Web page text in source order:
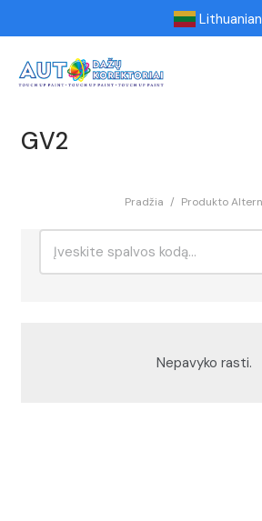
Lithuanian
GV2
Pradžia / Produkto
Nepavyko rasti.